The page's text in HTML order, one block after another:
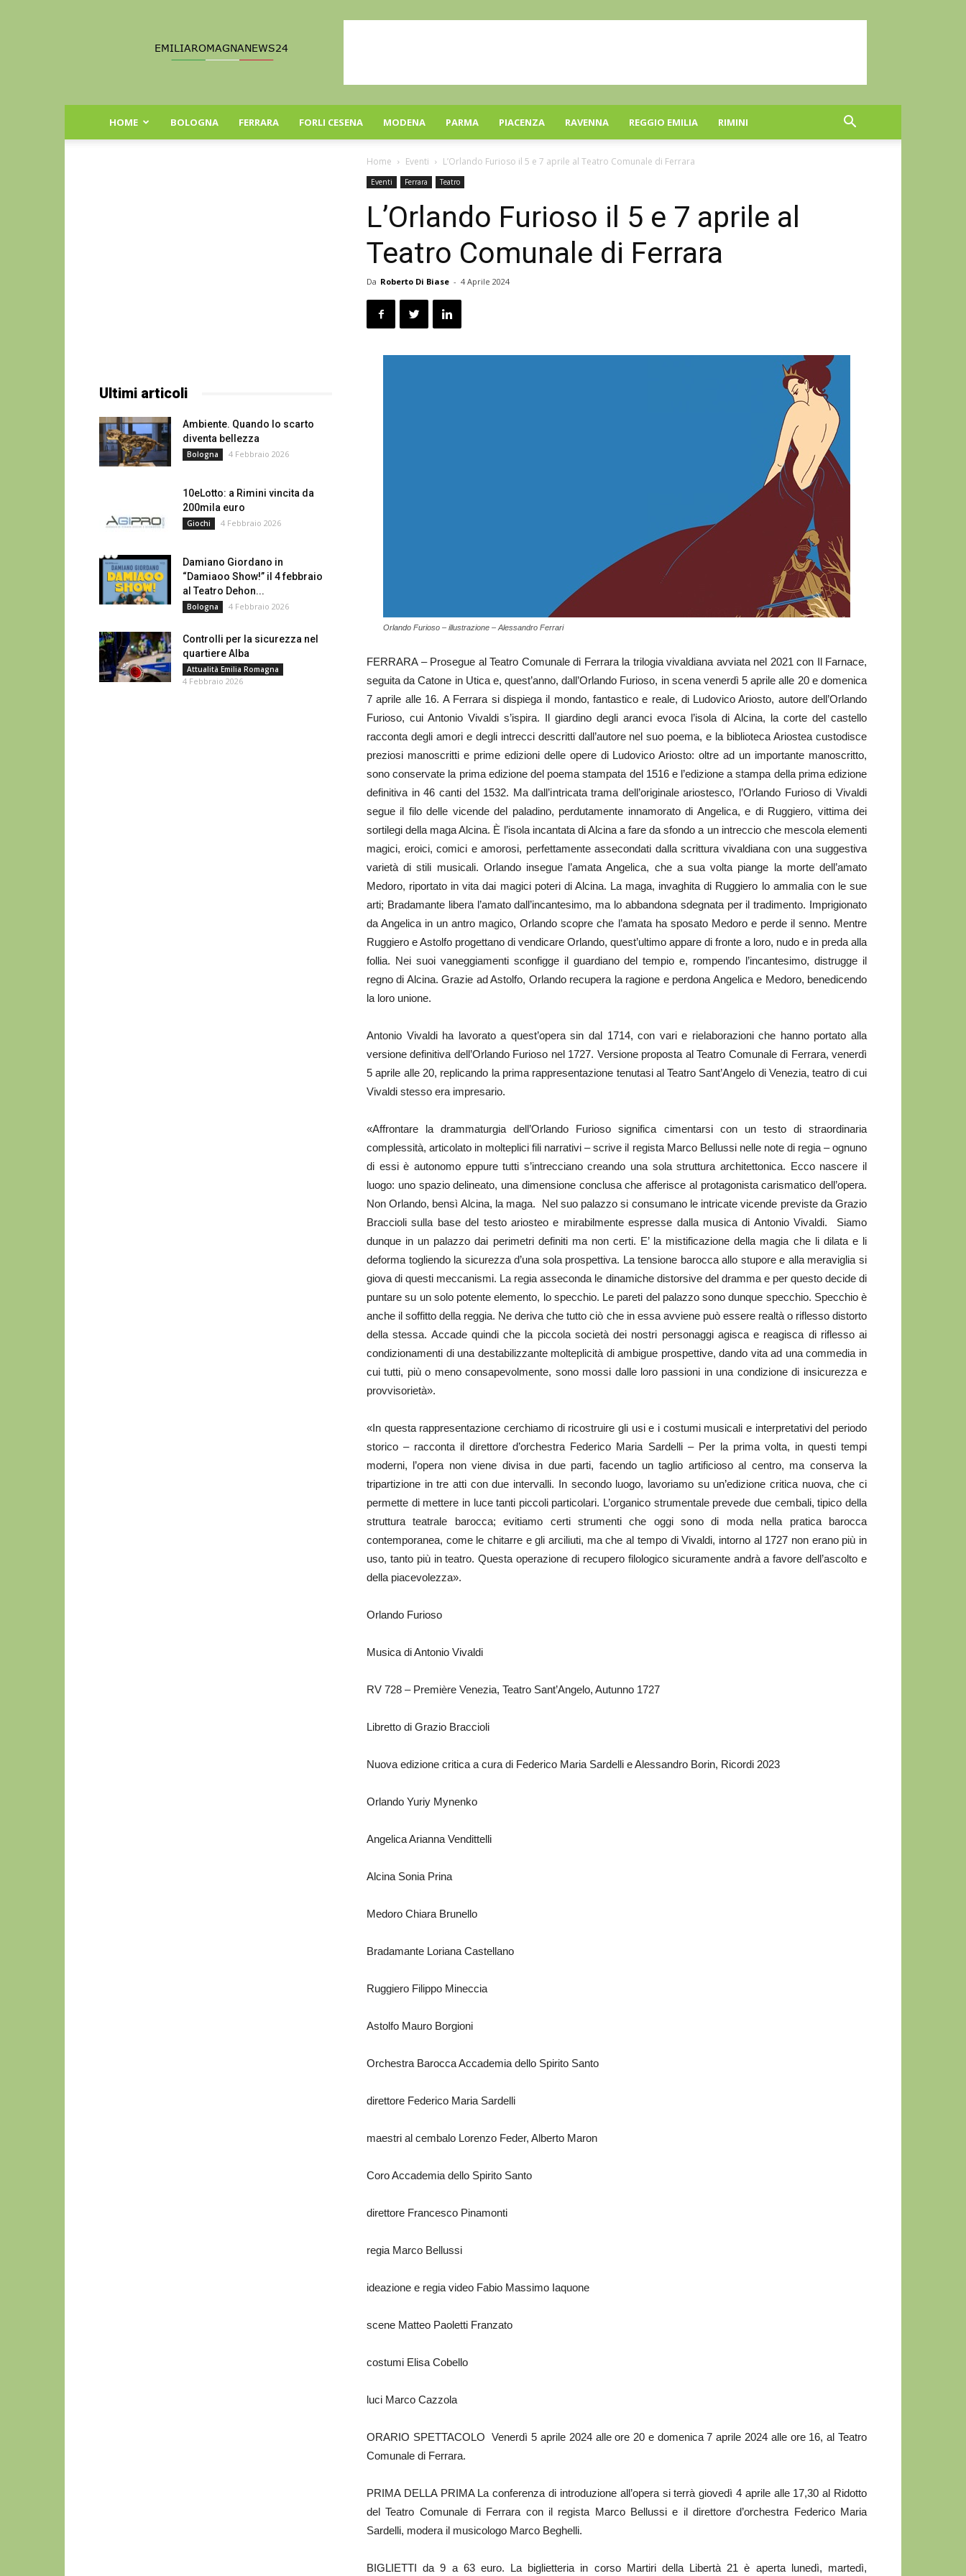
Romagna
HOME BOLOGNA FERRARA FORLI CESENA MODENA PARMA PIACENZA RAVENNA REGGIO EMILIA RIMINI
Home Eventi L’Orlando Furioso il 5 e 7 aprile al Teatro Comunale di Ferrara
Eventi Ferrara Teatro
L’Orlando Furioso il 5 e 7 aprile al
Teatro Comunale di Ferrara
Da Roberto Di Biase - 4 Aprile 2024
Orlando Furioso – illustrazione – Alessandro Ferrari
FERRARA – Prosegue al Teatro Comunale di Ferrara la trilogia vivaldiana avviata nel 2021 con Il Farnace,
seguita da Catone in Utica e, quest’anno, dall’Orlando Furioso, in scena venerdì 5 aprile alle 20 e domenica
7 aprile alle 16. A Ferrara si dispiega il mondo, fantastico e reale, di Ludovico Ariosto, autore dell’Orlando
Furioso, cui Antonio Vivaldi s’ispira. Il giardino degli aranci evoca l’isola di Alcina, la corte del castello
racconta degli amori e degli intrecci descritti dall’autore nel suo poema, e la biblioteca Ariostea custodisce
preziosi manoscritti e prime edizioni delle opere di Ludovico Ariosto: oltre ad un importante manoscritto,
sono conservate la prima edizione del poema stampata del 1516 e l’edizione a stampa della prima edizione
definitiva in 46 canti del 1532. Ma dall’intricata trama dell’originale ariostesco, l’Orlando Furioso di Vivaldi
segue il filo delle vicende del paladino, perdutamente innamorato di Angelica, e di Ruggiero, vittima dei
sortilegi della maga Alcina. È l’isola incantata di Alcina a fare da sfondo a un intreccio che mescola elementi
magici, eroici, comici e amorosi, perfettamente assecondati dalla scrittura vivaldiana con una suggestiva
varietà di stili musicali. Orlando insegue l’amata Angelica, che a sua volta piange la morte dell’amato
Medoro, riportato in vita dai magici poteri di Alcina. La maga, invaghita di Ruggiero lo ammalia con le sue
arti; Bradamante libera l’amato dall’incantesimo, ma lo abbandona sdegnata per il tradimento. Imprigionato
da Angelica in un antro magico, Orlando scopre che l’amata ha sposato Medoro e perde il senno. Mentre
Ruggiero e Astolfo progettano di vendicare Orlando, quest’ultimo appare di fronte a loro, nudo e in preda alla
follia. Nei suoi vaneggiamenti sconfigge il guardiano del tempio e, rompendo l’incantesimo, distrugge il
regno di Alcina. Grazie ad Astolfo, Orlando recupera la ragione e perdona Angelica e Medoro, benedicendo
la loro unione.
Antonio Vivaldi ha lavorato a quest’opera sin dal 1714, con vari e rielaborazioni che hanno portato alla
versione definitiva dell’Orlando Furioso nel 1727. Versione proposta al Teatro Comunale di Ferrara, venerdì
5 aprile alle 20, replicando la prima rappresentazione tenutasi al Teatro Sant’Angelo di Venezia, teatro di cui
Vivaldi stesso era impresario.
«Affrontare la drammaturgia dell’Orlando Furioso significa cimentarsi con un testo di straordinaria
complessità, articolato in molteplici fili narrativi – scrive il regista Marco Bellussi nelle note di regia – ognuno
di essi è autonomo eppure tutti s’intrecciano creando una sola struttura architettonica. Ecco nascere il
luogo: uno spazio delineato, una dimensione conclusa che afferisce al protagonista carismatico dell’opera.
Non Orlando, bensì Alcina, la maga. Nel suo palazzo si consumano le intricate vicende previste da Grazio
Braccioli sulla base del testo ariosteo e mirabilmente espresse dalla musica di Antonio Vivaldi. Siamo
dunque in un palazzo dai perimetri definiti ma non certi. E’ la mistificazione della magia che li dilata e li
deforma togliendo la sicurezza d’una sola prospettiva. La tensione barocca allo stupore e alla meraviglia si
giova di questi meccanismi. La regia asseconda le dinamiche distorsive del dramma e per questo decide di
puntare su un solo potente elemento, lo specchio. Le pareti del palazzo sono dunque specchio. Specchio è
anche il soffitto della reggia. Ne deriva che tutto ciò che in essa avviene può essere realtà o riflesso distorto
della stessa. Accade quindi che la piccola società dei nostri personaggi agisca e reagisca di riflesso ai
condizionamenti di una destabilizzante molteplicità di ambigue prospettive, dando vita ad una commedia in
cui tutti, più o meno consapevolmente, sono mossi dalle loro passioni in una condizione di insicurezza e
provvisorietà».
«In questa rappresentazione cerchiamo di ricostruire gli usi e i costumi musicali e interpretativi del periodo
storico – racconta il direttore d’orchestra Federico Maria Sardelli – Per la prima volta, in questi tempi
moderni, l’opera non viene divisa in due parti, facendo un taglio artificioso al centro, ma conserva la
tripartizione in tre atti con due intervalli. In secondo luogo, lavoriamo su un’edizione critica nuova, che ci
permette di mettere in luce tanti piccoli particolari. L’organico strumentale prevede due cembali, tipico della
struttura teatrale barocca; evitiamo certi strumenti che oggi sono di moda nella pratica barocca
contemporanea, come le chitarre e gli arciliuti, ma che al tempo di Vivaldi, intorno al 1727 non erano più in
uso, tanto più in teatro. Questa operazione di recupero filologico sicuramente andrà a favore dell’ascolto e
della piacevolezza».
Orlando Furioso
Musica di Antonio Vivaldi
RV 728 – Première Venezia, Teatro Sant’Angelo, Autunno 1727
Libretto di Grazio Braccioli
Nuova edizione critica a cura di Federico Maria Sardelli e Alessandro Borin, Ricordi 2023
Orlando Yuriy Mynenko
Angelica Arianna Vendittelli
Alcina Sonia Prina
Medoro Chiara Brunello
Bradamante Loriana Castellano
Ruggiero Filippo Mineccia
Astolfo Mauro Borgioni
Orchestra Barocca Accademia dello Spirito Santo
direttore Federico Maria Sardelli
maestri al cembalo Lorenzo Feder, Alberto Maron
Coro Accademia dello Spirito Santo
direttore Francesco Pinamonti
regia Marco Bellussi
ideazione e regia video Fabio Massimo Iaquone
scene Matteo Paoletti Franzato
costumi Elisa Cobello
luci Marco Cazzola
ORARIO SPETTACOLO Venerdì 5 aprile 2024 alle ore 20 e domenica 7 aprile 2024 alle ore 16, al Teatro
Comunale di Ferrara.
PRIMA DELLA PRIMA La conferenza di introduzione all’opera si terrà giovedì 4 aprile alle 17,30 al Ridotto
del Teatro Comunale di Ferrara con il regista Marco Bellussi e il direttore d’orchestra Federico Maria
Sardelli, modera il musicologo Marco Beghelli.
BIGLIETTI da 9 a 63 euro. La biglietteria in corso Martiri della Libertà 21 è aperta lunedì, martedì,
Ultimi articoli
Ambiente. Quando lo scarto
diventa bellezza
Bologna 4 Febbraio 2026
10eLotto: a Rimini vincita da
200mila euro
Giochi 4 Febbraio 2026
Damiano Giordano in
“Damiaoo Show!” il 4 febbraio
al Teatro Dehon...
Bologna 4 Febbraio 2026
Controlli per la sicurezza nel
quartiere Alba
Attualità Emilia Romagna
4 Febbraio 2026